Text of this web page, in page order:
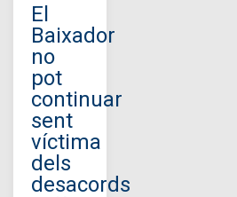
El
Baixador
no
pot
continuar
sent
víctima
dels
desacords